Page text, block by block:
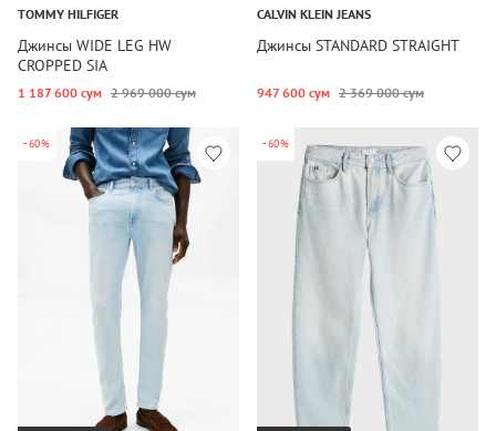
TOMMY HILFIGER
Джинсы WIDE LEG HW
CROPPED SIA
1 187 600 сум 2 969 000 сум
CALVIN KLEIN JEANS
Джинсы STANDARD STRAIGHT
947 600 сум 2 369 000 сум
-60% -60%